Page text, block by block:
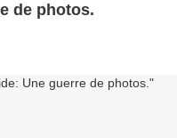
de photos.